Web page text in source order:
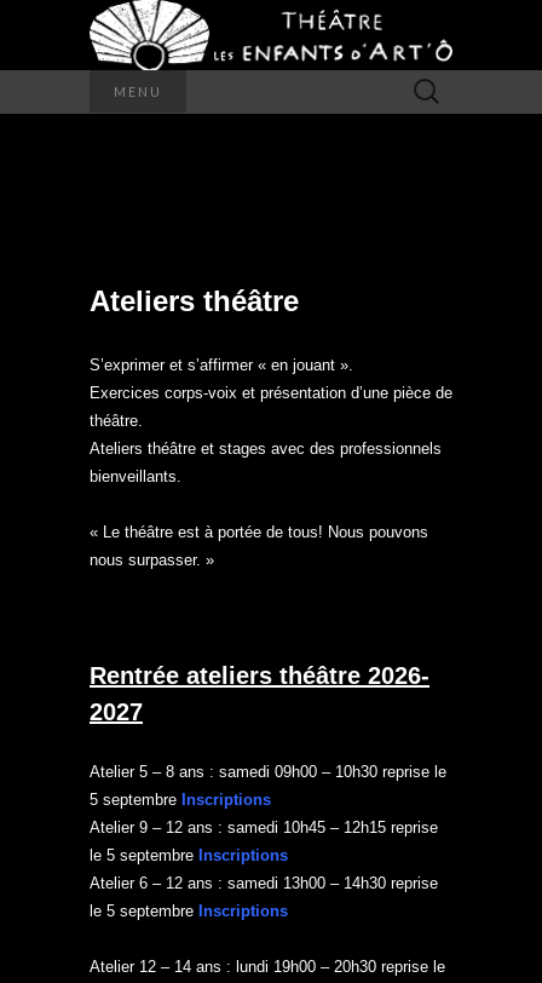
MENU Rechercher :
Ateliers théâtre
S’exprimer et s’affirmer « en jouant ».
Exercices corps-voix et présentation d’une pièce de
théâtre.
Ateliers théâtre et stages avec des professionnels
bienveillants.
« Le théâtre est à portée de tous! Nous pouvons
nous surpasser. »
Rentrée ateliers théâtre 2026-
2027
Atelier 5 – 8 ans : samedi 09h00 – 10h30 reprise le
5 septembre Inscriptions
Atelier 9 – 12 ans : samedi 10h45 – 12h15 reprise
le 5 septembre Inscriptions
Atelier 6 – 12 ans : samedi 13h00 – 14h30 reprise
le 5 septembre Inscriptions
Atelier 12 – 14 ans : lundi 19h00 – 20h30 reprise le